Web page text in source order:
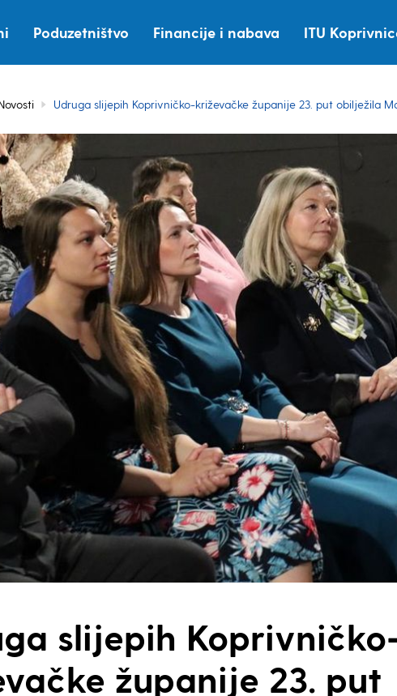
Poduzetništvo Financije i nabava ITU
Udruga slijepih Koprivničko-križevačke županije 23. put obilježila
slijepih
županije 23. put